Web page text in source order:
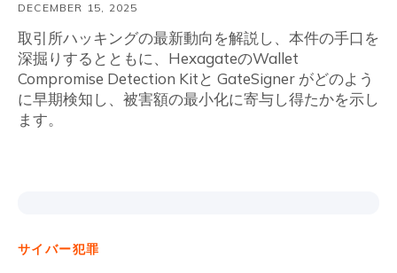
DECEMBER 15, 2025
取引所ハッキングの最新動向を解説し、本件の手口を
深掘りするとともに、HexagateのWallet
Compromise Detection Kitと GateSigner がどのよう
に早期検知し、被害額の最小化に寄与し得たかを示し
ます。
サイバー犯罪